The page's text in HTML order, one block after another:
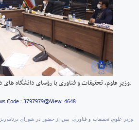
وزیر علوم، تحقیقات و فناوری با رؤسای دانشگاه های دولتی استان همدان، دیدار کرد.
Code : 3797979 View: 4648
وزیر علوم، تحقیقات و فناوری، پس از حضور در شورای